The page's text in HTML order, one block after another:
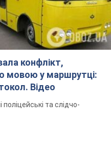
конфлікт,
мовою у маршрутці:
Відео
поліцейські та слідчо-